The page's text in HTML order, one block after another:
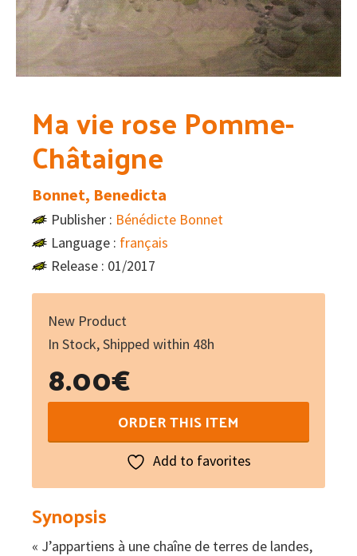
Ma vie rose Pomme-
Châtaigne
Bonnet, Benedicta
Publisher : Bénédicte Bonnet
Language : français
Release : 01/2017
New Product
In Stock, Shipped within 48h
8.00€
vie
Châtaigne
quantity
ORDER THIS ITEM
Add to favorites
Synopsis
« J’appartiens à une chaîne de terres de landes,